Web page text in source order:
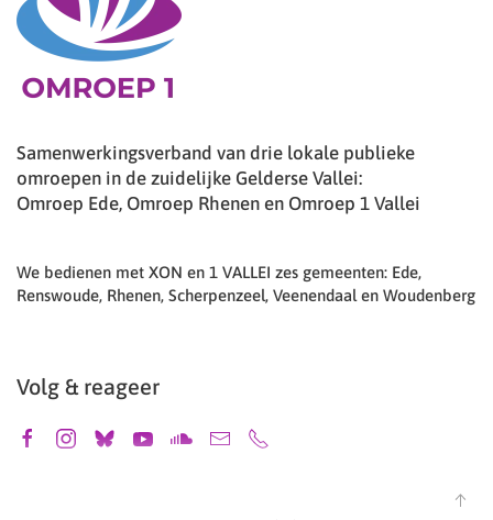
Samenwerkingsverband van drie lokale publieke
omroepen in de zuidelijke Gelderse Vallei:
Omroep Ede, Omroep Rhenen en Omroep 1 Vallei
We bedienen met XON en 1 VALLEI zes gemeenten: Ede,
Renswoude, Rhenen, Scherpenzeel, Veenendaal en Woudenberg
Volg & reageer